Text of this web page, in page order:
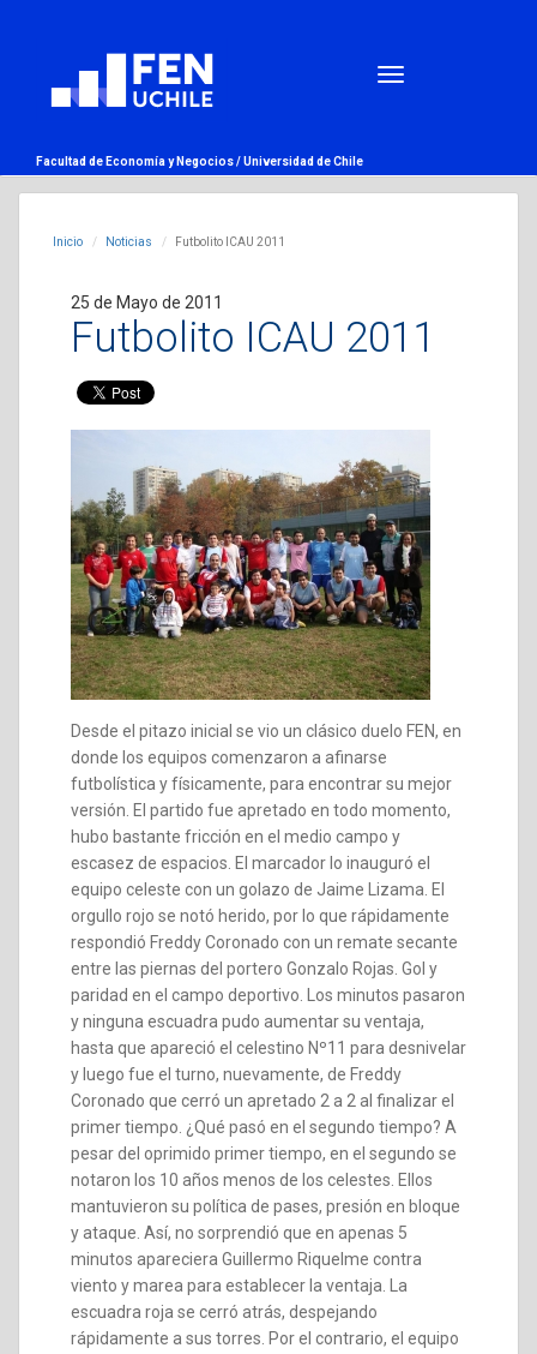
Facultad de Economía y Negocios /Universidad de Chile
Inicio Noticias Futbolito ICAU 2011
25 de Mayo de 2011
Futbolito ICAU 2011
Desde el pitazo inicial se vio un clásico duelo FEN, en
donde los equipos comenzaron a afinarse
futbolística y físicamente, para encontrar su mejor
versión. El partido fue apretado en todo momento,
hubo bastante fricción en el medio campo y
escasez de espacios. El marcador lo inauguró el
equipo celeste con un golazo de Jaime Lizama. El
orgullo rojo se notó herido, por lo que rápidamente
respondió Freddy Coronado con un remate secante
entre las piernas del portero Gonzalo Rojas. Gol y
paridad en el campo deportivo. Los minutos pasaron
y ninguna escuadra pudo aumentar su ventaja,
hasta que apareció el celestino Nº11 para desnivelar
y luego fue el turno, nuevamente, de Freddy
Coronado que cerró un apretado 2 a 2 al finalizar el
primer tiempo. ¿Qué pasó en el segundo tiempo? A
pesar del oprimido primer tiempo, en el segundo se
notaron los 10 años menos de los celestes. Ellos
mantuvieron su política de pases, presión en bloque
y ataque. Así, no sorprendió que en apenas 5
minutos apareciera Guillermo Riquelme contra
viento y marea para establecer la ventaja. La
escuadra roja se cerró atrás, despejando
rápidamente a sus torres. Por el contrario, el equipo